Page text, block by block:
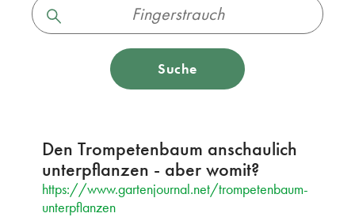
Suche
Den Trompetenbaum anschaulich
unterpflanzen - aber womit?
https://www.gartenjournal.net/trompetenbaum-
unterpflanzen